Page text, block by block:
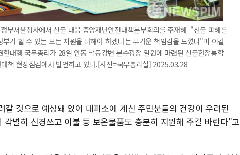
부서울청사에서 산불 대응 중앙재난안전대책본부회의를 주재해 "산불 피해를
가 할 수 있는 모든 지원을 다해야 하겠다는 무거운 책임감을 느꼈다"며 이같
대행 국무총리가 28일 안동 낙동강변 분수광장 일원에 마련된 산불현장통합
책 현장점검에서 발언하고 있다.[사진=국무총리실] 2025.03.28
것으로 예상돼 있어 대피소에 계신 주민분들의 건강이 우려된
별히 신경쓰고 이불 등 보온물품도 충분히 지원해 주길 바란다"고